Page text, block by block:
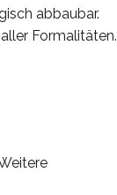
abbaubar.
Formalitäten.